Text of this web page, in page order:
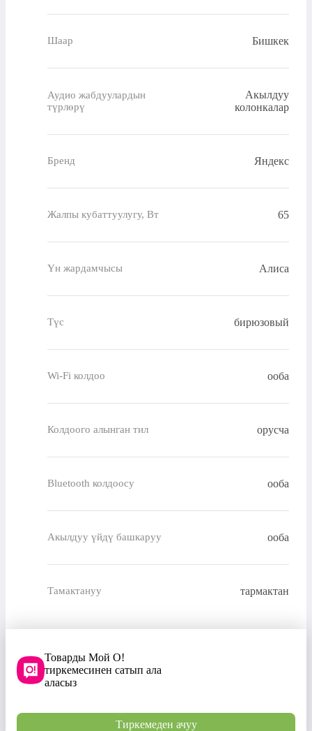
Шаар Бишкек
Аудио жабдуулардын
түрлөрү
Акылдуу
колонкалар
Бренд Яндекс
Жалпы кубаттуулугу, Вт 65
Үн жардамчысы Алиса
Түс бирюзовый
Wi-Fi колдоо ооба
Колдоого алынган тил орусча
Bluetooth колдоосу ооба
Акылдуу үйдү башкаруу ооба
Тамактануу тармактан
Товарды Мой О!
тиркемесинен сатып ала
аласыз
Тиркемеден ачуу